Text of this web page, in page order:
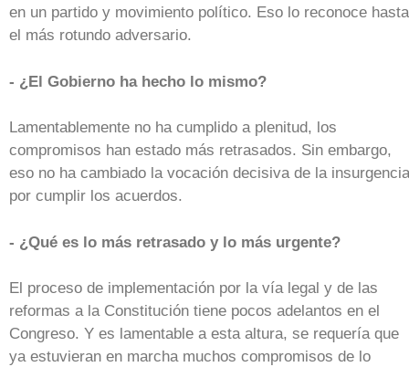
en un partido y movimiento político. Eso lo reconoce hasta
el más rotundo adversario.
- ¿El Gobierno ha hecho lo mismo?
Lamentablemente no ha cumplido a plenitud, los
compromisos han estado más retrasados. Sin embargo,
eso no ha cambiado la vocación decisiva de la insurgencia
por cumplir los acuerdos.
- ¿Qué es lo más retrasado y lo más urgente?
El proceso de implementación por la vía legal y de las
reformas a la Constitución tiene pocos adelantos en el
Congreso. Y es lamentable a esta altura, se requería que
ya estuvieran en marcha muchos compromisos de lo